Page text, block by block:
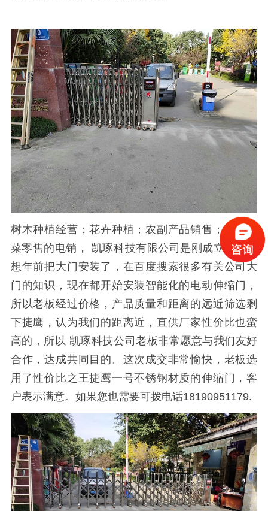
树木种植经营；花卉种植；农副产品销售；新鲜蔬
菜零售的电销，
凯琢科技有限公司 是刚成立，老板
想年前把大门安装了，在百度搜索很多有关公司大
门的知识，现在都开始安装智能化的电动伸缩门，
所以老板经过价格，产品质量和距离的远近筛选剩
下捷鹰 ，认为我们的距离近，直供厂家性价比也蛮
高的，所以 凯琢科技公司老板非常愿意与我们友好
合作，达成共同目的。这次成交非常愉快，老板选
用了性价比之王捷鹰一号不锈钢材质的伸缩门，客
户表示满意。如果您也需要可拨电话18190951179.